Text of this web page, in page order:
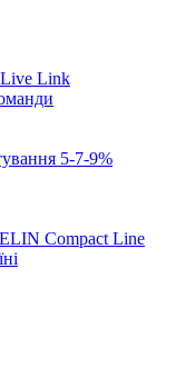
Live Link
5-7-9%
Compact Line